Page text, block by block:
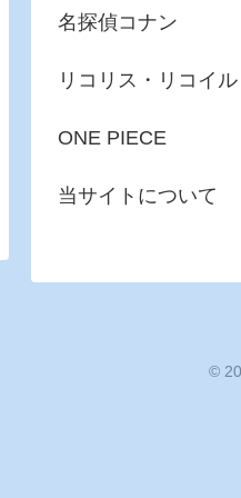
名探偵コナン
リコリス・リコイル
ONE PIECE
当サイトについて
©